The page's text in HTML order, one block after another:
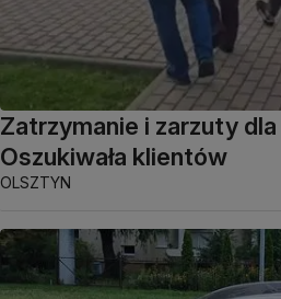
Zatrzymanie i zarzuty
Oszukiwała klientów
OLSZTYN